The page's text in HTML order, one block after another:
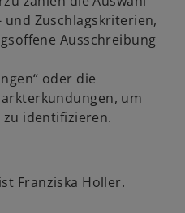
und Zuschlagskriterien,
Ausschreibung
oder die
um
identifizieren.
Franziska Holler.